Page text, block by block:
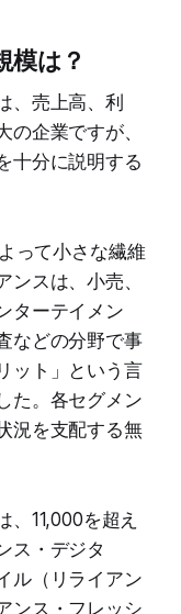
模は？
、売上高、利
企業ですが、
十分に説明する
って小さな繊維
ンスは、小売、
ターテイメン
などの分野で事
ット」という言
た。各セグメン
況を支配する無
、11,000を超え
ス・デジタ
ル（リライアン
ンス・フレッシ